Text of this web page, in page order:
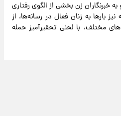
خبرنگاران زن بخشی از الگوی رفتاری
بارها به زنان فعال در رسانه‌ها، از
مختلف، با لحنی تحقیرآمیز حمله